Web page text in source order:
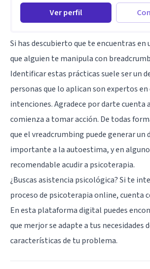
Ver perfil
Si has descubierto que te encuentras en
que alguien te manipula con
Identificar estas prácticas suele ser un
personas que lo aplican son expertos
intenciones. Agradece por darte cuenta
comienza a tomar acción. De todas
que el vreadcrumbing puede generar un
importante a la autoestima, y en
recomendable acudir a psicoterapia.
¿Buscas asistencia psicológica? Si te
proceso de psicoterapia online, cuenta
En esta plataforma digital puedes
que merjor se adapte a tus necesidades
características de tu problema.